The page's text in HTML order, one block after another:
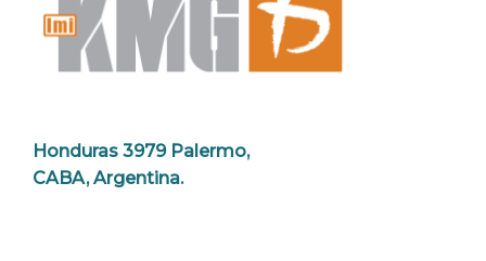
Honduras 3979 Palermo,
CABA, Argentina.